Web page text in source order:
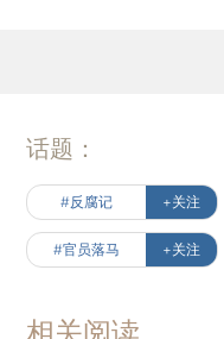
话题：
#反腐记 +关注
#官员落马 +关注